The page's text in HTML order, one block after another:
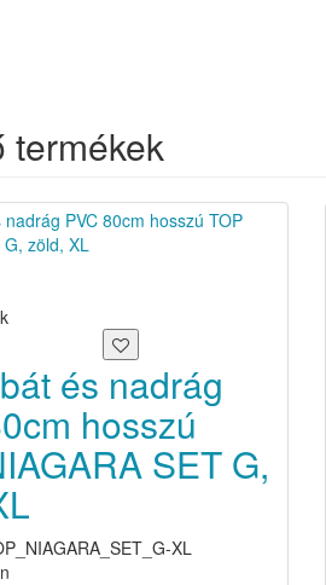
termékek
és nadrág
hosszú
SET G,
XL